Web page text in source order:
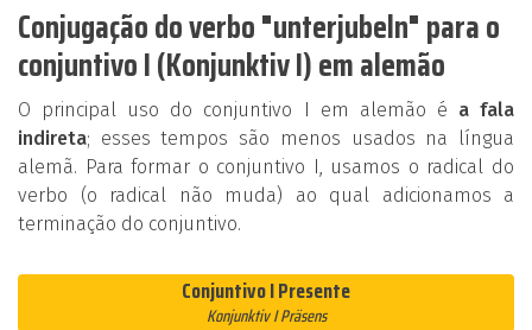
Conjugação do verbo "unterjubeln" para o
conjuntivo I (Konjunktiv I) em alemão
O principal uso do conjuntivo I em alemão é a fala
indireta; esses tempos são menos usados na língua
alemã. Para formar o conjuntivo I, usamos o radical do
verbo (o radical não muda) ao qual adicionamos a
terminação do conjuntivo.
Conjuntivo I Presente
Konjunktiv I Präsens